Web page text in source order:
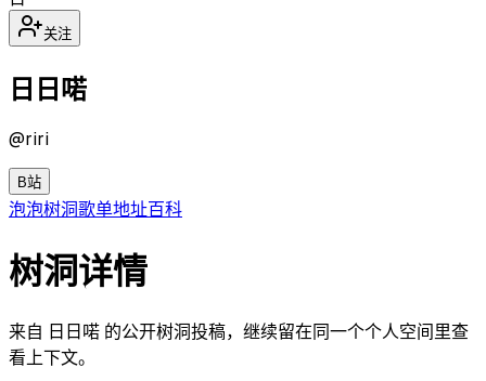
关注
日日喏
@riri
B站
泡泡树洞歌单地址百科
树洞详情
来自 日日喏 的公开树洞投稿，继续留在同一个个人空间里查
看上下文。